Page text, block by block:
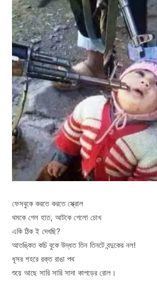
ফেসবুকে করতে করতে স্ক্রোল
থমকে গেল হাত, আটকে গেলো চোখ
একি ঠিক ই দেখছি?
আতঙ্কিত কচি বুকে উদ্ধত তিন তিনটে বন্দুকের নল!
ধূসর শহরে রক্ত রাঙা পথ
শুয়ে আছে সারি সারি সাদা কাপড়ের রোল।